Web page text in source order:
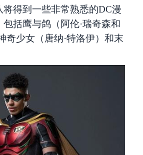
将得到一些非常熟悉的DC漫
括鹰与鸽（阿伦·瑞奇森和
奇少女（唐纳·特洛伊）和末